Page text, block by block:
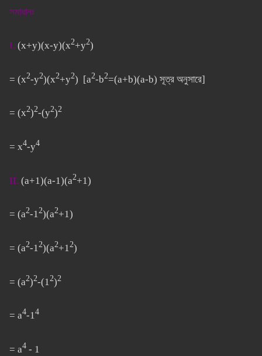
সমাধানঃ
I. (x+y)(x-y)(x2+y2)
= (x2-y2)(x2+y2) [a2-b2=(a+b)(a-b) সূত্র অনুসারে]
= (x2)2-(y2)2
= x4-y4
II. (a+1)(a-1)(a2+1)
= (a2-12)(a2+1)
= (a2-12)(a2+12)
= (a2)2-(1 2)2
= a4-14
= a4- 1